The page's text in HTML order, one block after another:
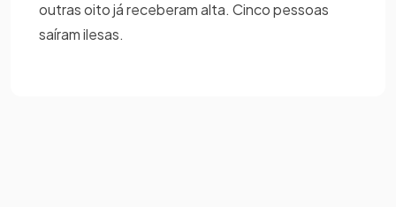
outras oito já receberam alta. Cinco pessoas
saíram ilesas.